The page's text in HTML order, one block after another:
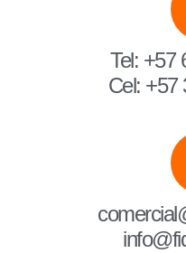
Tel: +57
Cel: +57